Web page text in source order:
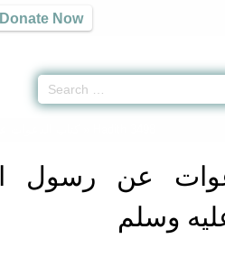
Donate Now
عن رسول
وسلم